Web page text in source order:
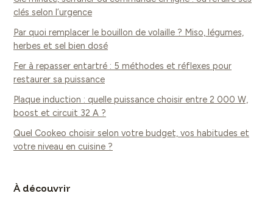
clés selon l’urgence
Par quoi remplacer le bouillon de volaille ? Miso, légumes,
herbes et sel bien dosé
Fer à repasser entartré : 5 méthodes et réflexes pour
restaurer sa puissance
Plaque induction : quelle puissance choisir entre 2 000 W,
boost et circuit 32 A ?
Quel Cookeo choisir selon votre budget, vos habitudes et
votre niveau en cuisine ?
À découvrir